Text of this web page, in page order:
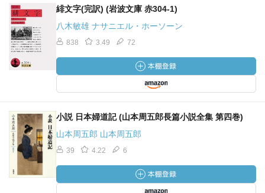
緋文字(完訳) (岩波文庫 赤304-1)
八木敏雄 ナサニエル・ホーソーン
838 3.49 72
小説 日本婦道記 (山本周五郎長篇小説全集 第四巻)
山本周五郎 山本周五郎
39 4.22 6